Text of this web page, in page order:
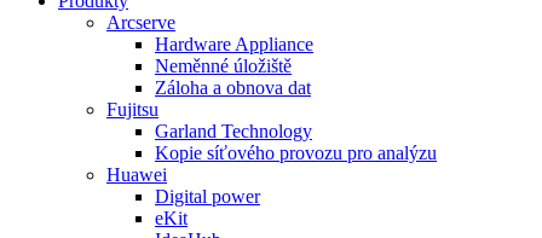
Arcserve
Hardware Appliance
Neměnné úložiště
Záloha a obnova dat
Fujitsu
Garland Technology
Kopie síťového provozu pro analýzu
Huawei
Digital power
eKit